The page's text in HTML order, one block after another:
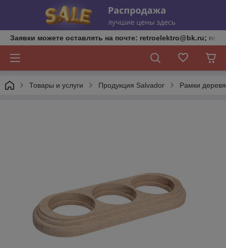
Заявки можете оставлять на почте: retroelektro@bk.ru;
Товары и услуги Продукция Salvador Рамки